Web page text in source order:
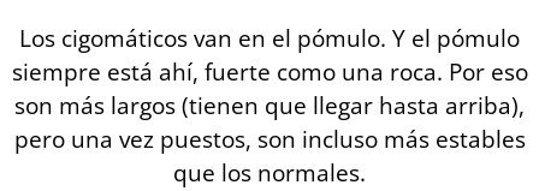
Los cigomáticos van en el pómulo. Y el pómulo
siempre está ahí, fuerte como una roca. Por eso
son más largos (tienen que llegar hasta arriba),
pero una vez puestos, son incluso más estables
que los normales.